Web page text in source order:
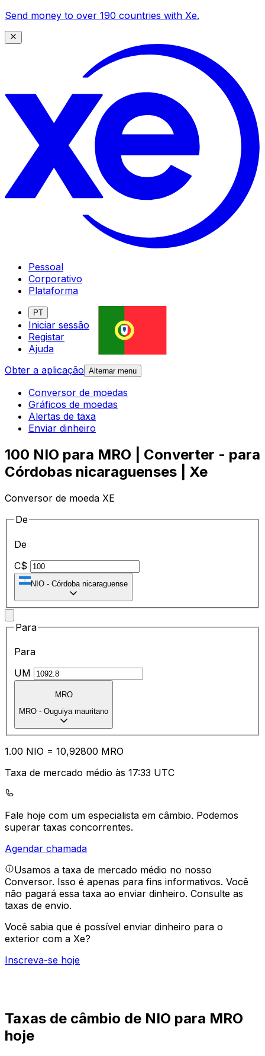
Send money to over 190 countries with Xe.
Pessoal
Corporativo
Plataforma
PT
Iniciar sessão
Registar
Ajuda
Obter a aplicação Alternar menu
Conversor de moedas
Gráficos de moedas
Alertas de taxa
Enviar dinheiro
100 NIO para MRO | Converter - para
Córdobas nicaraguenses | Xe
Conversor de moeda XE
De
De
C$
NIO - Córdoba nicaraguense
Para
Para
UM
MRO
MRO - Ouguiya mauritano
1.00 NIO = 10,92800 MRO
Taxa de mercado médio às 17:33 UTC
Fale hoje com um especialista em câmbio. Podemos
superar taxas concorrentes.
Agendar chamada
Usamos a taxa de mercado médio no nosso
Conversor. Isso é apenas para fins informativos. Você
não pagará essa taxa ao enviar dinheiro. Consulte as
taxas de envio.
Você sabia que é possível enviar dinheiro para o
exterior com a Xe?
Inscreva-se hoje
Taxas de câmbio de NIO para MRO
hoje